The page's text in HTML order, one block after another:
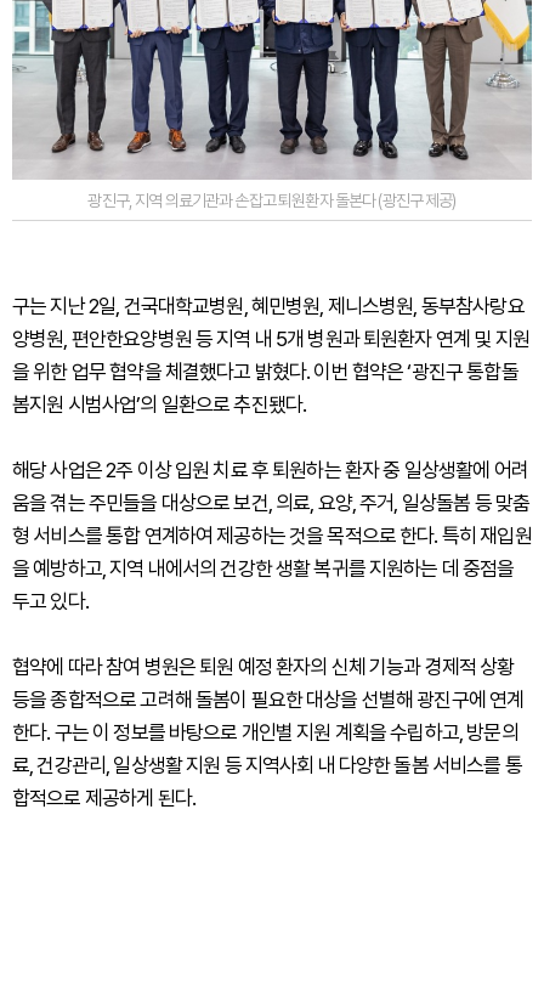
광진구, 지역 의료기관과 손잡고 퇴원환자 돌본다 (광진구 제공)
구는 지난 2일, 건국대학교병원, 혜민병원, 제니스병원, 동부참사랑요
양병원, 편안한요양병원 등 지역 내 5개 병원과 퇴원환자 연계 및 지원
을 위한 업무 협약을 체결했다고 밝혔다. 이번 협약은 ‘광진구 통합돌
봄지원 시범사업’의 일환으로 추진됐다.
해당 사업은 2주 이상 입원 치료 후 퇴원하는 환자 중 일상생활에 어려
움을 겪는 주민들을 대상으로 보건, 의료, 요양, 주거, 일상돌봄 등 맞춤
형 서비스를 통합 연계하여 제공하는 것을 목적으로 한다. 특히 재입원
을 예방하고, 지역 내에서의 건강한 생활 복귀를 지원하는 데 중점을
두고 있다.
협약에 따라 참여 병원은 퇴원 예정 환자의 신체 기능과 경제적 상황
등을 종합적으로 고려해 돌봄이 필요한 대상을 선별해 광진구에 연계
한다. 구는 이 정보를 바탕으로 개인별 지원 계획을 수립하고, 방문의
료, 건강관리, 일상생활 지원 등 지역사회 내 다양한 돌봄 서비스를 통
합적으로 제공하게 된다.